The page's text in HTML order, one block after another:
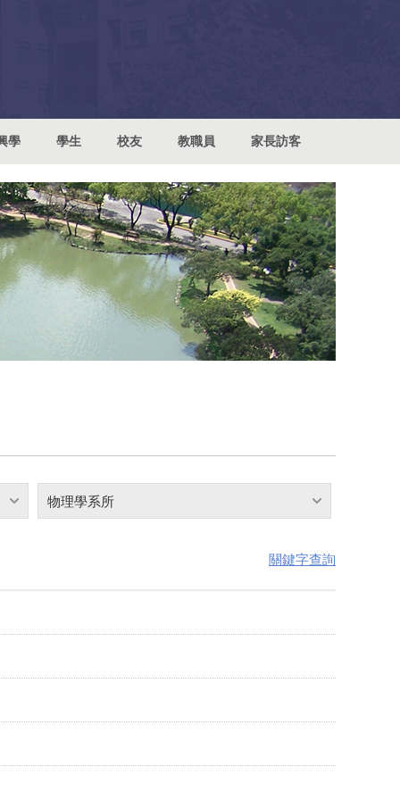
學 學生 校友 教職員 家長訪客
物理學系所
關鍵字查詢